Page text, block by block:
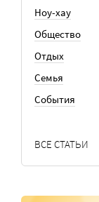
Ноу-хау
Общество
Отдых
Семья
События
ВСЕ СТАТЬИ